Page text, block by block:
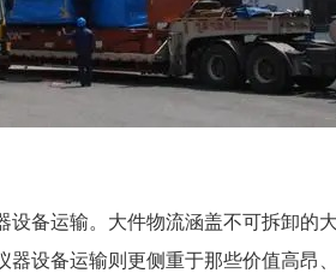
备运输。大件物流涵盖不可拆卸的
设备运输则更侧重于那些价值高昂